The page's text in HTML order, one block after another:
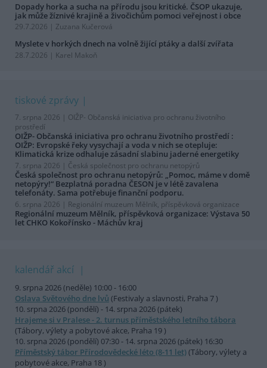
Dopady horka a sucha na přírodu jsou kritické. ČSOP ukazuje,
jak může žíznivé krajině a živočichům pomoci veřejnost i obce
29.7.2026 | Zuzana Kučerová
Myslete v horkých dnech na volně žijící ptáky a další zvířata
28.7.2026 | Karel Makoň
tiskové zprávy
7. srpna 2026 | OIŽP- Občanská iniciativa pro ochranu životního
prostředí
OIŽP- Občanská iniciativa pro ochranu životního prostředí :
OIŽP: Evropské řeky vysychají a voda v nich se otepluje:
Klimatická krize odhaluje zásadní slabinu jaderné energetiky
7. srpna 2026 | Česká společnost pro ochranu netopýrů
Česká společnost pro ochranu netopýrů: „Pomoc, máme v domě
netopýry!“ Bezplatná poradna ČESON je v létě zavalena
telefonáty. Sama potřebuje finanční podporu.
6. srpna 2026 | Regionální muzeum Mělník, příspěvková organizace
Regionální muzeum Mělník, příspěvková organizace: Výstava 50
let CHKO Kokořínsko - Máchův kraj
kalendář akcí
9. srpna 2026 (neděle) 10:00 - 16:00
Oslava Světového dne lvů (Festivaly a slavnosti, Praha 7 )
10. srpna 2026 (pondělí) - 14. srpna 2026 (pátek)
Hrajeme si v Pralese - 2. turnus příměstského letního tábora
(Tábory, výlety a pobytové akce, Praha 19 )
10. srpna 2026 (pondělí) 07:30 - 14. srpna 2026 (pátek) 16:30
Příměstský tábor Přírodovědecké léto (8-11 let)(Tábory, výlety a
pobytové akce, Praha 18 )